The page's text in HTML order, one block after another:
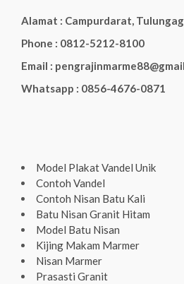
Alamat : Campurdarat,
Phone : 0812-5212-8100
Email :
Whatsapp : 0856-4676-0871
Model Plakat Vandel Unik
Contoh Vandel
Contoh Nisan Batu Kali
Batu Nisan Granit Hitam
Model Batu Nisan
Kijing Makam Marmer
Nisan Marmer
Prasasti Granit